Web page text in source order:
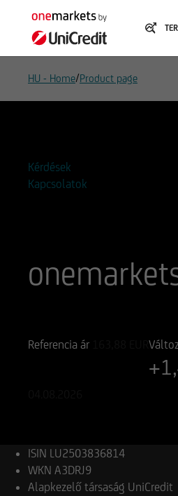
HU - Home/Product page
Kérdések
Kapcsolatok
Referencia ár
ISIN LU2503836814
WKN A3DRJ9
Alapkezelő társaság UniCredit